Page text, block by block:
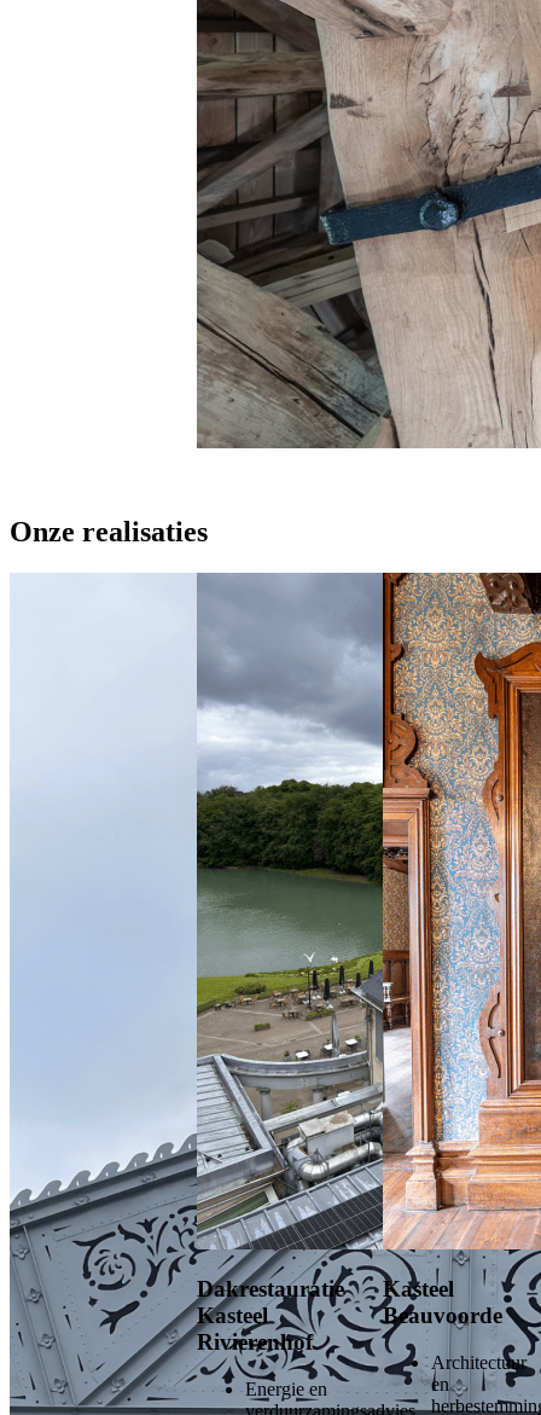
Onze realisaties
Dakrestauratie
Kasteel
Rivierenhof
Energie en
Kasteel
Beauvoorde
Architectuur
en